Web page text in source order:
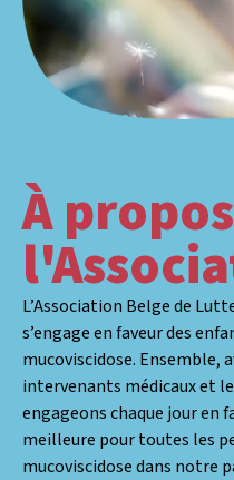
À
L’Association Belge de
s’engage en faveur des
mucoviscidose. Ensemble,
intervenants médicaux et
engageons chaque jour en
meilleure pour toutes les
mucoviscidose dans notre